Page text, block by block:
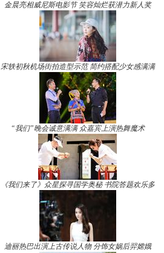
金晨亮相威尼斯电影节 笑容灿烂获潜力新人奖
宋轶初秋机场街拍造型示范 简约搭配少女感满满
“我们”晚会诚意满满 众嘉宾上演热舞魔术
《我们来了》众星探寻国学奥秘 书院答题欢乐多
迪丽热巴出演上古传说人物 分饰女娲后羿嫦娥